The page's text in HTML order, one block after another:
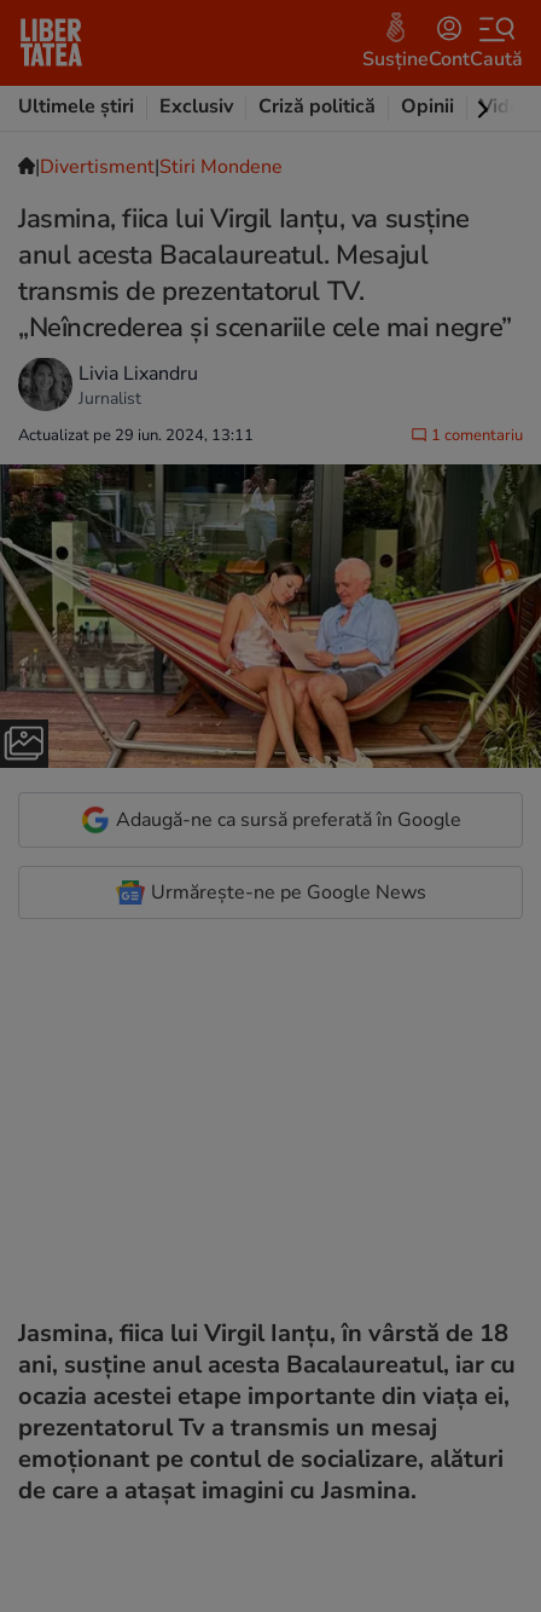
SusțineContCaută
Ultimele știri
Exclusiv Criză politică Opinii Video
|Divertisment|Stiri Mondene
Jasmina, fiica lui Virgil Ianțu, va susține
anul acesta Bacalaureatul. Mesajul
transmis de prezentatorul TV.
„Neîncrederea și scenariile cele mai negre”
Livia Lixandru
Jurnalist
Actualizat pe 29 iun. 2024, 13:11 1 comentariu
Adaugă-ne ca sursă preferată în Google
Urmărește-ne pe Google News
Jasmina, fiica lui Virgil Ianțu, în vârstă de 18
ani, susține anul acesta Bacalaureatul, iar cu
ocazia acestei etape importante din viața ei,
prezentatorul Tv a transmis un mesaj
emoționant pe contul de socializare, alături
de care a atașat imagini cu Jasmina.